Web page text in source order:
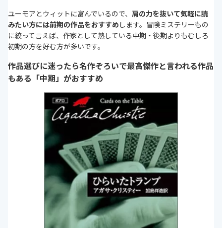
ユーモアとウィットに富んでいるので、 肩の力を抜いて気軽に読
みたい方には前期の作品をおすすめ します。冒険ミステリーもの
に絞って言えば、作家として熟している中期・後期よりもむしろ
初期の方を好む方が多いです。
作品選びに迷ったら名作ぞろいで最高傑作と言われる作品
もある「中期」がおすすめ